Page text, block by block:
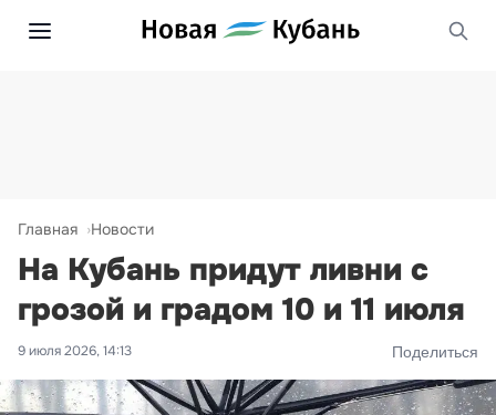
Главная Новости
На Кубань придут ливни с
грозой и градом 10 и 11 июля
9 июля 2026, 14:13 Поделиться